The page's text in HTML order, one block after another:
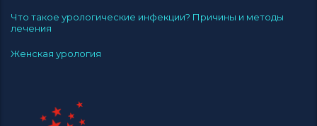
Что такое урологические инфекции? Причины и методы
лечения
Женская урология